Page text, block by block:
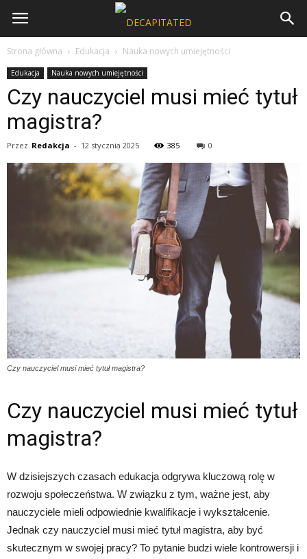
Strona główna Edukacja Nauka nowych umiejętności
Edukacja Nauka nowych umiejętności
Czy nauczyciel musi mieć tytuł
magistra?
Przez Redakcja - 12 stycznia 2025 385 0
Czy nauczyciel musi mieć tytuł magistra?
Czy nauczyciel musi mieć tytuł
magistra?
W dzisiejszych czasach edukacja odgrywa kluczową rolę w
rozwoju społeczeństwa. W związku z tym, ważne jest, aby
nauczyciele mieli odpowiednie kwalifikacje i wykształcenie.
Jednak czy nauczyciel musi mieć tytuł magistra, aby być
skutecznym w swojej pracy? To pytanie budzi wiele kontrowersji i